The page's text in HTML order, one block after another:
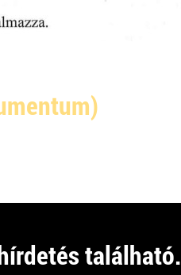
található.